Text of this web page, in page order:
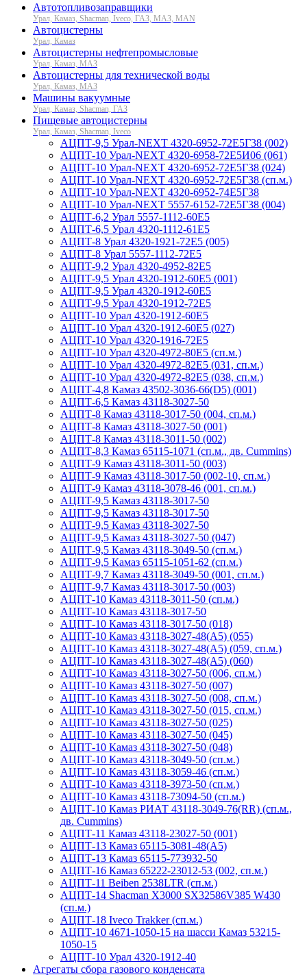
Автотопливозаправщики
Урал, Камаз, Shacman, Iveco, ГАЗ, МАЗ, MAN
Автоцистерны
Урал, Камаз
Автоцистерны нефтепромысловые
Урал, Камаз, МАЗ
Автоцистерны для технической воды
Урал, Камаз, МАЗ
Машины вакуумные
Урал, Камаз, Shacman, ГАЗ
Пищевые автоцистерны
Урал, Камаз, Shacman, Iveco
АЦПТ-9,5 Урал-NEXT 4320-6952-72Е5Г38 (002)
АЦПТ-10 Урал-NEXT 4320-6958-72Е5И06 (061)
АЦПТ-10 Урал-NEXT 4320-6952-72Е5Г38 (024)
АЦПТ-10 Урал-NEXT 4320-6952-72Е5Г38 (сп.м.)
АЦПТ-10 Урал-NEXT 4320-6952-74Е5Г38
АЦПТ-10 Урал-NEXT 5557-6152-72Е5Г38 (004)
АЦПТ-6,2 Урал 5557-1112-60Е5
АЦПТ-6,5 Урал 4320-1112-61Е5
АЦПТ-8 Урал 4320-1921-72Е5 (005)
АЦПТ-8 Урал 5557-1112-72Е5
АЦПТ-9,2 Урал 4320-4952-82Е5
АЦПТ-9,5 Урал 4320-1912-60Е5 (001)
АЦПТ-9,5 Урал 4320-1912-60Е5
АЦПТ-9,5 Урал 4320-1912-72Е5
АЦПТ-10 Урал 4320-1912-60Е5
АЦПТ-10 Урал 4320-1912-60Е5 (027)
АЦПТ-10 Урал 4320-1916-72Е5
АЦПТ-10 Урал 4320-4972-80Е5 (сп.м.)
АЦПТ-10 Урал 4320-4972-82Е5 (031, сп.м.)
АЦПТ-10 Урал 4320-4972-82Е5 (038, сп.м.)
АЦПТ-4,8 Камаз 43502-3036-66(D5) (001)
АЦПТ-6,5 Камаз 43118-3027-50
АЦПТ-8 Камаз 43118-3017-50 (004, сп.м.)
АЦПТ-8 Камаз 43118-3027-50 (001)
АЦПТ-8 Камаз 43118-3011-50 (002)
АЦПТ-8,3 Камаз 65115-1071 (сп.м., дв. Cummins)
АЦПТ-9 Камаз 43118-3011-50 (003)
АЦПТ-9 Камаз 43118-3017-50 (002-10, сп.м.)
АЦПТ-9 Камаз 43118-3078-46 (001, сп.м.)
АЦПТ-9,5 Камаз 43118-3017-50
АЦПТ-9,5 Камаз 43118-3017-50
АЦПТ-9,5 Камаз 43118-3027-50
АЦПТ-9,5 Камаз 43118-3027-50 (047)
АЦПТ-9,5 Камаз 43118-3049-50 (сп.м.)
АЦПТ-9,5 Камаз 65115-1051-62 (сп.м.)
АЦПТ-9,7 Камаз 43118-3049-50 (001, сп.м.)
АЦПТ-9,7 Камаз 43118-3017-50 (003)
АЦПТ-10 Камаз 43118-3011-50 (сп.м.)
АЦПТ-10 Камаз 43118-3017-50
АЦПТ-10 Камаз 43118-3017-50 (018)
АЦПТ-10 Камаз 43118-3027-48(A5) (055)
АЦПТ-10 Камаз 43118-3027-48(A5) (059, сп.м.)
АЦПТ-10 Камаз 43118-3027-48(A5) (060)
АЦПТ-10 Камаз 43118-3027-50 (006, сп.м.)
АЦПТ-10 Камаз 43118-3027-50 (007)
АЦПТ-10 Камаз 43118-3027-50 (008, сп.м.)
АЦПТ-10 Камаз 43118-3027-50 (015, сп.м.)
АЦПТ-10 Камаз 43118-3027-50 (025)
АЦПТ-10 Камаз 43118-3027-50 (045)
АЦПТ-10 Камаз 43118-3027-50 (048)
АЦПТ-10 Камаз 43118-3049-50 (сп.м.)
АЦПТ-10 Камаз 43118-3059-46 (сп.м.)
АЦПТ-10 Камаз 43118-3973-50 (сп.м.)
АЦПТ-10 Камаз 43118-73094-50 (сп.м.)
АЦПТ-10 Камаз РИАТ 43118-3049-76(RR) (сп.м.,
дв. Cummins)
АЦПТ-11 Камаз 43118-23027-50 (001)
АЦПТ-13 Камаз 65115-3081-48(А5)
АЦПТ-13 Камаз 65115-773932-50
АЦПТ-16 Камаз 65222-23012-53 (002, сп.м.)
АЦПТ-11 Beiben 2538LTR (сп.м.)
АЦПТ-14 Shacman X3000 SX32586V385 W430
(сп.м.)
АЦПТ-18 Iveco Trakker (сп.м.)
АЦПТ-10 4671-1050-15 на шасси Камаз 53215-
1050-15
АЦПТ-10 Урал 4320-1912-40
Агрегаты сбора газового конденсата